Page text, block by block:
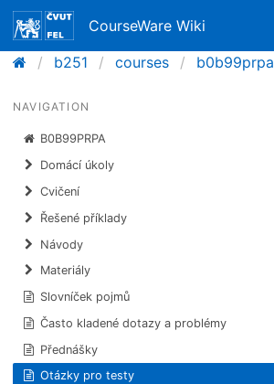
CourseWare Wiki
b251
courses b0b99prpa
NAVIGATION
B0B99PRPA
Domácí úkoly
Cvičení
Řešené příklady
Návody
Materiály
Slovníček pojmů
Často kladené dotazy a problémy
Přednášky
Otázky pro testy